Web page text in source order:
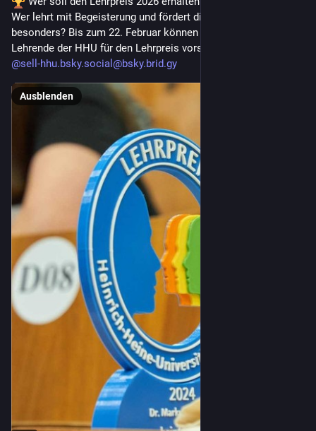
Wer lehrt mit Begeisterung und fördert die Lernenden
besonders? Bis zum 22. Februar können alle Studierenden
@sell-hhu.bsky.social@bsky.brid.gy
Ausblenden